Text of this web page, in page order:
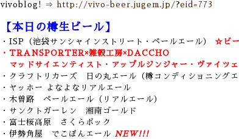
vivoblog! ⇒
http://vivo-beer.jugem.jp/?eid=773
【本日の樽生ビール】
・ISP（池袋サンシャインストリート・ペールエール）
☆ビ
・TRANSPORTER×雑穀工房×DACCHO
マッドサイエンティスト・アップルジンジャー・ヴァイツ
・クラフトリカーズ 日の丸エール（樽コンディショニングエ
・ヤッホー よなよなリアルエール
・木曽路 ペールエール（リアルエール）
・サンクトガーレン 湘南ゴールド
・富士桜高原 さくらボック
・伊勢角屋 でこぽんエール NEW!!!